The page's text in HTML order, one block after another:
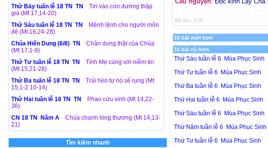
Thứ Bảy tuấn lễ 18 TN TN
Tin vào con đường thập
giá (Mt 17,14-20)
Thứ Sáu tuần lễ 18 TN TN
Mệnh lệnh cho người môn
đệ (Mt 16,24-28)
Chúa Hiển Dung (6/8) TN
Chân dung thật của Chúa
(Mt 17,1-9)
Thứ Tư tuần lễ 18 TN TN
Tình Mẹ cùng với niềm tin
(Mt 15,21-28)
Thứ Ba tuấn lễ 18 TN TN
Trái héo tự nó sẽ rụng (Mt
15,1-2.10-14)
Thứ Hai tuần lễ 18 TN TN
Phao cứu sinh (Mt 14,22-
36)
CN 18 TN Năm A
Chúa chạnh lòng thương (Mt 14,13-
21)
Tìm kiếm nhanh
Đã đọc: 135
15 bài mới hơn
15 bài cũ hơn
Thứ Sáu tuần lễ 6 Mùa Phục Sinh
Thứ Tư tuần lễ 6 Mùa Phục Sinh
Thứ Ba tuần lễ 6 Mùa Phục Sinh
Thứ Hai tuần lễ 6 Mùa Phục Sinh
Thứ Sáu tuần lễ 6 Mùa Phục Sinh
Thứ Năm tuần lễ 6 Mùa Phục Sinh
Thứ Tư tuần lễ 6 Mùa Phục Sinh